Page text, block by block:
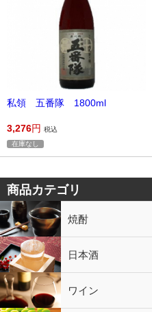
私領 五番隊 1800ml
3,276円 税込
在庫なし
商品カテゴリ
焼酎
芋焼酎
かめ壷入り焼酎
黒糖焼酎
米焼酎
麦焼酎
そば焼酎
泡盛
とうもろこし焼酎
ギフトコーナー
セットコーナー
益々繁盛
鹿児島限定 日本酒
日本酒
スパークリング
ギフト ワイン